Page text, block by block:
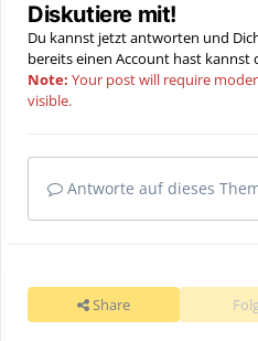
Diskutiere mit!
Du kannst jetzt antworten und
bereits einen Account hast kannst
Note: Your post will require
visible.
Antworte auf dieses
Share